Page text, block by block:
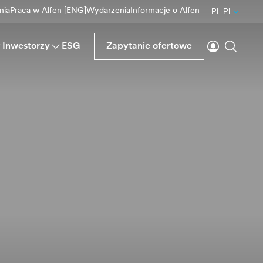
Praca w Alfen [ENG] WydarzeniaInformacje o Alfen PL-PL
Inwestorzy ESG Zapytanie ofertowe
Logowanie